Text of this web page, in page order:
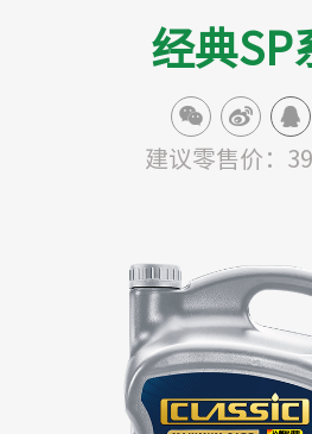
碳中和重点行业
新能源车、新能源基础设施及数字
经典SP
建议零售价：